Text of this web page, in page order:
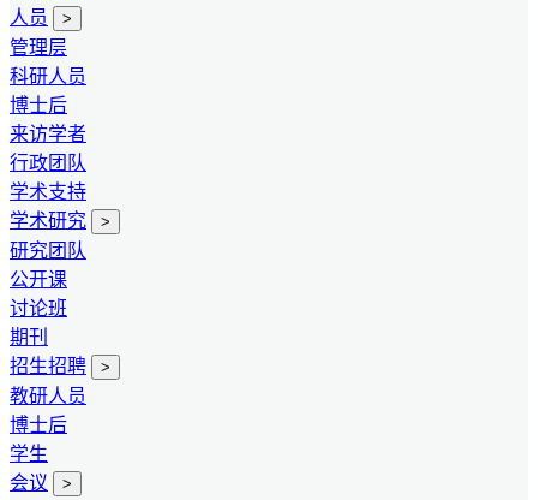
人员
>
管理层
科研人员
博士后
来访学者
行政团队
学术支持
学术研究
>
研究团队
公开课
讨论班
期刊
招生招聘
>
教研人员
博士后
学生
会议
>